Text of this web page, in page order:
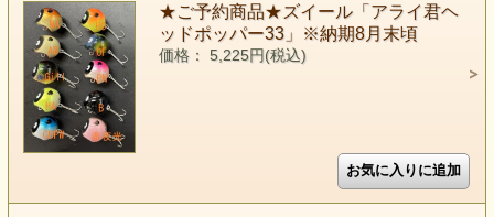
★ご予約商品★ズイール「アライ君ヘ
ッドポッパー33」※納期8月末頃
価格： 5,225円(税込)